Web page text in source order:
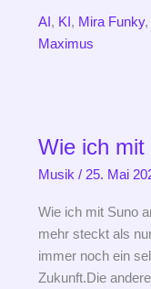
AI , KI , Mira Funky,
Maximus
Wie ich mit
Musik / 25. Mai
Wie ich mit Suno
mehr steckt als
immer noch ein
Zukunft.Die
mit
Suno